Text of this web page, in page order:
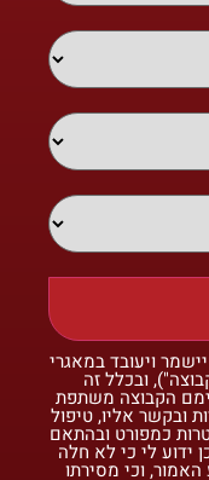
ויעובד במאגרי
ובכלל זה
הקבוצה משתפת
ובקשר אליו, טיפול
כמפורט ובהתאם
ידוע לי כי לא חלה
וכי מסירתו